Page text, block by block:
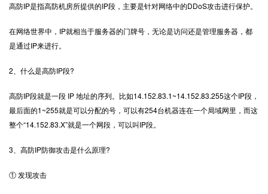
高防IP是指高防机房所提供的IP段，主要是针对网络中的DDoS攻击进行保护。
在网络世界中，IP就相当于服务器的门牌号，无论是访问还是管理服务器，都
是通过IP来进行。
2、什么是高防IP段?
高防IP段就是一段 IP 地址的序列。比如14.152.83.1~14.152.83.255这个IP段，
最后面的1~255就是可以分配的号，可以有254台机器连在一个局域网里，而这
整个“14.152.83.X”就是一个网段，可以叫IP段。
3、高防IP防御攻击是什么原理?
① 发现攻击